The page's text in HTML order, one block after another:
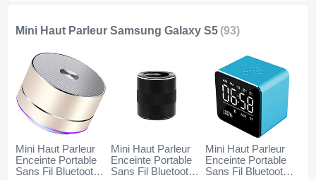
Mini Haut Parleur Samsung Galaxy S5 (93)
Mini Haut Parleur
Enceinte Portable
Sans Fil Bluetooth
Mini Haut Parleur
Enceinte Portable
Sans Fil Bluetooth
Mini Haut Parleur
Enceinte Portable
Sans Fil Bluetooth